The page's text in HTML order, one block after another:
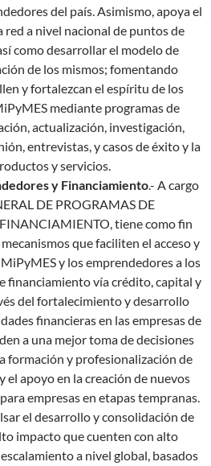
del país. Asimismo, apoya el
a nivel nacional de puntos de
como desarrollar el modelo de
de los mismos; fomentando
y fortalezcan el espíritu de los
mediante programas de
actualización, investigación,
entrevistas, y casos de éxito y la
y servicios.
y Financiamiento.- A cargo
DE PROGRAMAS DE
tiene como fin
que faciliten el acceso y
y los emprendedores a los
financiamiento vía crédito, capital y
del fortalecimiento y desarrollo
financieras en las empresas de
a una mejor toma de decisiones
formación y profesionalización de
el apoyo en la creación de nuevos
empresas en etapas tempranas.
el desarrollo y consolidación de
impacto que cuenten con alto
a nivel global, basados